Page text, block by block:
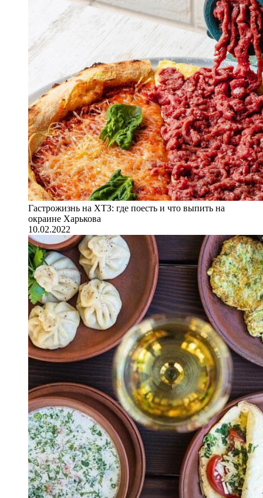
Гастрожизнь на ХТЗ: где поесть и что выпить на
окраине Харькова
10.02.2022